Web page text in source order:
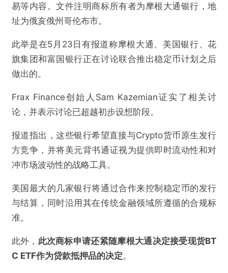
易等内容。文件注明商标所有者为摩根大通银行，地
址为俄亥俄州哥伦布市。
此举是在5月23日有报道称摩根大通、美国银行、花
旗集团和富国银行正在讨论联合推出稳定币计划之后
做出的。
Frax Finance创始人Sam Kazemian证实了相关讨
论，并表示讨论已超越初步设想阶段。
报道指出，这些银行希望直接与Crypto货币原生发行
方竞争，并将美元背书通证视为提供即时流动性和对
冲市场波动性的战略工具。
美国最大的几家银行将通过合作来控制稳定币的发行
与结算，同时沿用其在传统金融领域所遵循的合规标
准。
此外， 此次商标申请还紧随摩根大通决定接受现货BT
C ETF作为贷款抵押品的决定。